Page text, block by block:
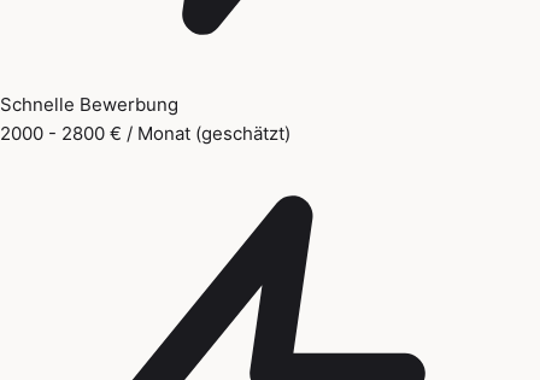
Schnelle Bewerbung
2000 - 2800 € / Monat (geschätzt)